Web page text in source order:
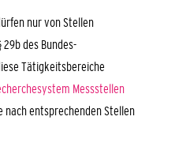
nur von Stellen
des Bundes-
Tätigkeitsbereiche
Messstellen
nach entsprechenden Stellen